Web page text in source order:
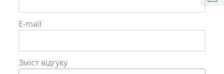
E-mail
Зміст відгуку